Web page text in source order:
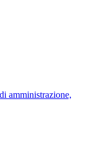
amministrazione,